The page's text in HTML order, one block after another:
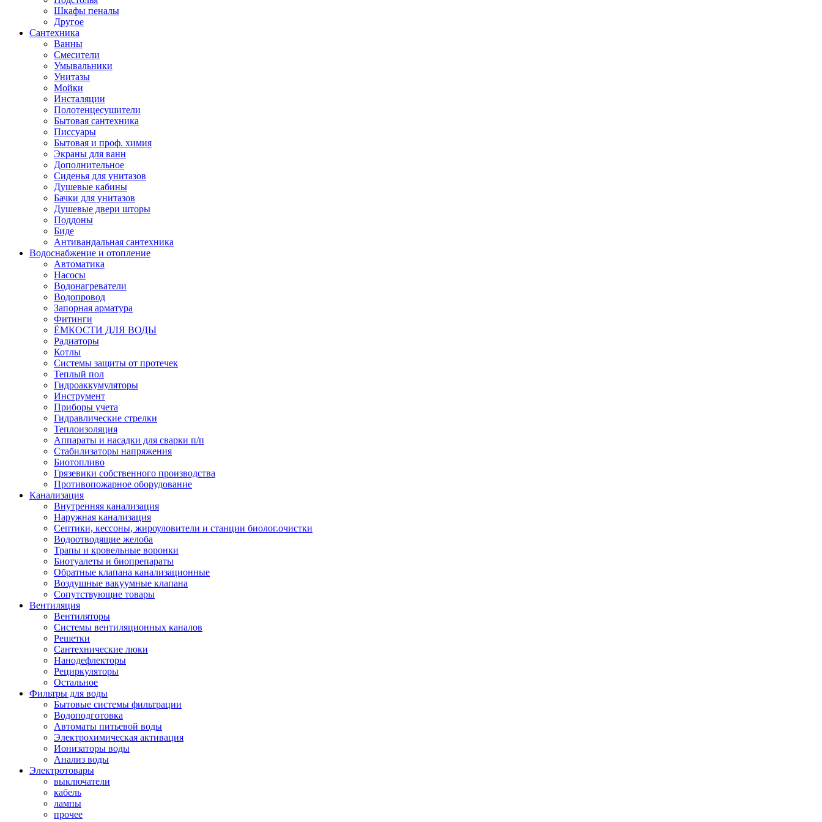
Шкафы пеналы
Другое
Сантехника
Ванны
Смесители
Умывальники
Унитазы
Мойки
Инсталяции
Полотенцесушители
Бытовая сантехника
Писсуары
Бытовая и проф. химия
Экраны для ванн
Дополнительное
Сиденья для унитазов
Душевые кабины
Бачки для унитазов
Душевые двери шторы
Поддоны
Биде
Антивандальная сантехника
Водоснабжение и отопление
Автоматика
Насосы
Водонагреватели
Водопровод
Запорная арматура
Фитинги
ЁМКОСТИ ДЛЯ ВОДЫ
Радиаторы
Котлы
Системы защиты от протечек
Теплый пол
Гидроаккумуляторы
Инструмент
Приборы учета
Гидравлические стрелки
Теплоизоляция
Аппараты и насадки для сварки п/п
Стабилизаторы напряжения
Биотопливо
Грязевики собственного производства
Противопожарное оборудование
Канализация
Внутренняя канализация
Наружная канализация
Септики, кессоны, жироуловители и станции биолог.очистки
Водоотводящие желоба
Трапы и кровельные воронки
Биотуалеты и биопрепараты
Обратные клапана канализационные
Воздушные вакуумные клапана
Сопутствующие товары
Вентиляция
Вентиляторы
Системы вентиляционных каналов
Решетки
Сантехнические люки
Нанодефлекторы
Рециркуляторы
Остальное
Фильтры для воды
Бытовые системы фильтрации
Водоподготовка
Автоматы питьевой воды
Электрохимическая активация
Ионизаторы воды
Анализ воды
Электротовары
выключатели
кабель
лампы
прочее